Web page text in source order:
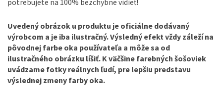
potrebujete na 100% bezchybne vidieť!
Uvedený obrázok u produktu je oficiálne dodávaný
výrobcom a je iba ilustračný. Výsledný efekt vždy záleží na
pôvodnej farbe oka používateľa a môže sa od
ilustračného obrázku líšiť. K väčšine farebných šošoviek
uvádzame fotky reálnych ľudí, pre lepšiu predstavu
výslednej zmeny farby oka.